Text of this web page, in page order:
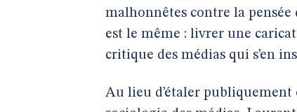
malhonnêtes contre la
est le même : livrer une
critique des médias qui s’en
Au lieu d’étaler publiquement